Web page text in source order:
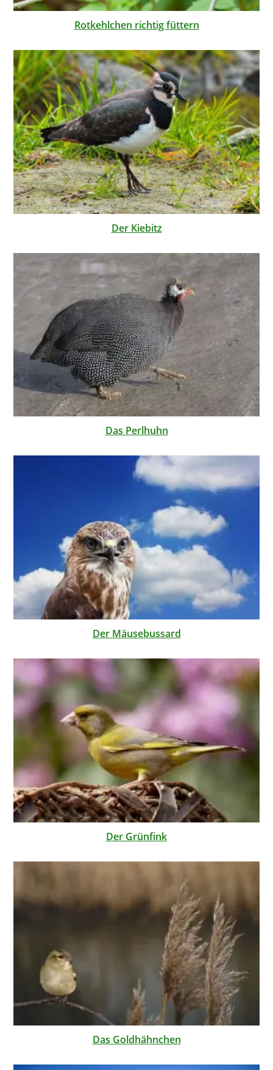
Rotkehlchen richtig füttern
Der Kiebitz
Das Perlhuhn
Der Mäusebussard
Der Grünfink
Das Goldhähnchen